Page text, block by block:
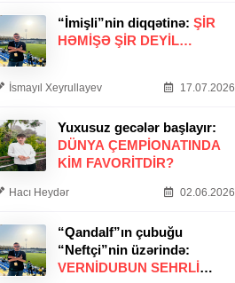
“İmişli”nin diqqətinə: ŞIR
HƏMIŞƏ ŞIR DEYIL…
İsmayıl Xeyrullayev 17.07.2026
Yuxusuz gecələr başlayır:
DÜNYA ÇEMPIONATINDA
KIM FAVORITDIR?
Hacı Heydər 02.06.2026
“Qandalf”ın çubuğu
“Neftçi”nin üzərində:
VERNİDUBUN SEHRLİ